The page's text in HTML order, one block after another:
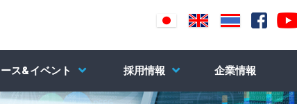
ス&イベント 採用情報 企業情報